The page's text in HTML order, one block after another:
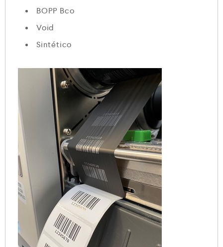
BOPP Bco
Void
Sintético